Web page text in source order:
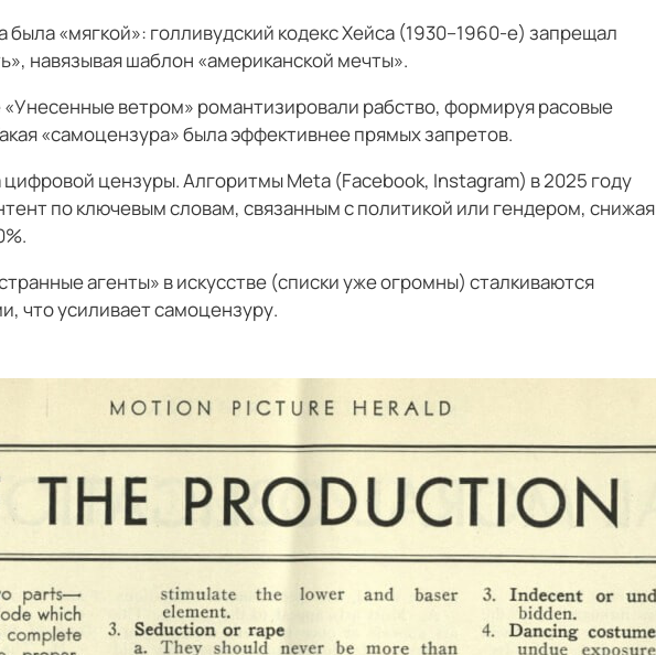
«мягкой»: голливудский кодекс Хейса (1930–1960-е) запрещал
навязывая шаблон «американской мечты».
ветром» романтизировали рабство, формируя расовые
«самоцензура» была эффективнее прямых запретов.
цензуры. Алгоритмы Meta (Facebook, Instagram) в 2025 году
по ключевым словам, связанным с политикой или гендером, снижая
агенты» в искусстве (списки уже огромны) сталкиваются
что усиливает самоцензуру.